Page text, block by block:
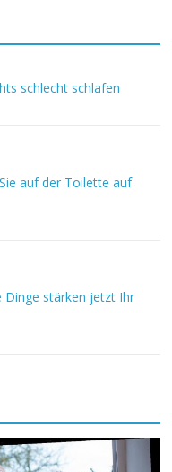
schlecht schlafen
auf der Toilette auf
Dinge stärken jetzt Ihr